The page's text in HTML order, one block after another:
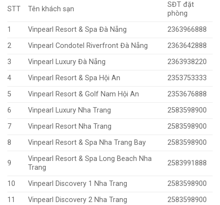
STT Tên khách sạn
SĐT đặt
phòng
1
Vinpearl Resort & Spa Đà Nẵng
2363966888
2
Vinpearl Condotel Riverfront Đà Nẵng
2363642888
3
Vinpearl Luxury Đà Nẵng
2363938220
4
Vinpearl Resort & Spa Hội An
2353753333
5
Vinpearl Resort & Golf Nam Hội An
2353676888
6
Vinpearl Luxury Nha Trang
2583598900
7
Vinpearl Resort Nha Trang
2583598900
8
Vinpearl Resort & Spa Nha Trang Bay 2583598900
9
Vinpearl Resort & Spa Long Beach Nha
Trang
2583991888
10 Vinpearl Discovery 1 Nha Trang
2583598900
11
Vinpearl Discovery 2 Nha Trang
2583598900